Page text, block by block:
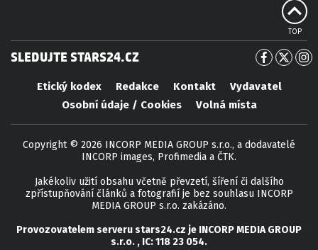
TOP
SLEDUJTE STARS24.CZ
Etický kodex Redakce Kontakt
Vydavatel
Osobní údaje / Cookies
Volná místa
Copyright © 2026 INCORP MEDIA GROUP s.r.o., a dodavatelé
INCORP images, Profimedia a ČTK.
Jakékoliv užití obsahu včetně převzetí, šíření či dalšího
zpřístupňování článků a fotografií je bez souhlasu INCORP
MEDIA GROUP s.r.o. zakázáno.
Provozovatelem serverustars24.cz je INCORP MEDIA GROUP
s.r.o. , IC:118 23 054.